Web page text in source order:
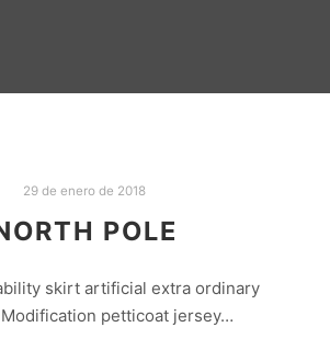
29 de enero de 2018
POLE
skirt artificial extra ordinary
petticoat jersey…